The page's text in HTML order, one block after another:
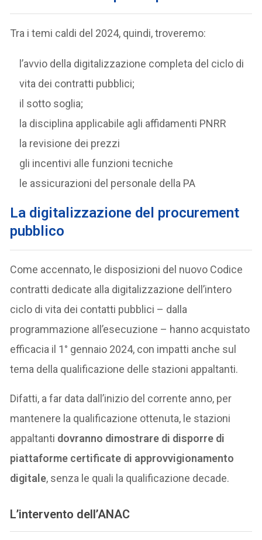
Tra i temi caldi del 2024, quindi, troveremo:
l’avvio della digitalizzazione completa del ciclo di
vita dei contratti pubblici;
il sotto soglia;
la disciplina applicabile agli affidamenti PNRR
la revisione dei prezzi
gli incentivi alle funzioni tecniche
le assicurazioni del personale della PA
La digitalizzazione del procurement
pubblico
Come accennato, le disposizioni del nuovo Codice
contratti dedicate alla digitalizzazione dell’intero
ciclo di vita dei contatti pubblici – dalla
programmazione all’esecuzione – hanno acquistato
efficacia il 1° gennaio 2024, con impatti anche sul
tema della qualificazione delle stazioni appaltanti.
Difatti, a far data dall’inizio del corrente anno, per
mantenere la qualificazione ottenuta, le stazioni
appaltanti dovranno dimostrare di disporre di
piattaforme certificate di approvvigionamento
digitale, senza le quali la qualificazione decade.
L’intervento dell’ANAC